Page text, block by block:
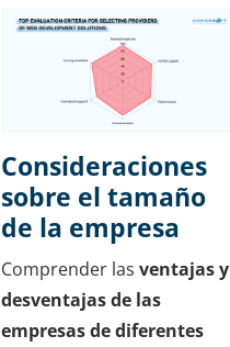
Consideraciones
sobre el tamaño
de la empresa
Comprender las ventajas y
desventajas de las
empresas de diferentes